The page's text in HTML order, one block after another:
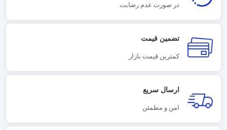
در صورت عدم رضایت
تضمین قیمت
کمترین قیمت بازار
ارسال سریع
امن و مطمئن